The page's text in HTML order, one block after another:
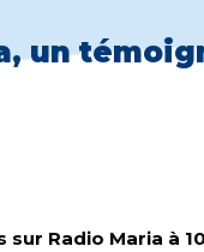
un
Radio Maria à